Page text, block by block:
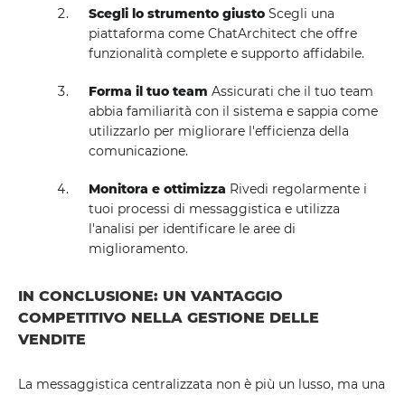
Scegli lo strumento giusto Scegli una
piattaforma come ChatArchitect che offre
funzionalità complete e supporto affidabile.
Forma il tuo team Assicurati che il tuo team
abbia familiarità con il sistema e sappia come
utilizzarlo per migliorare l'efficienza della
comunicazione.
Monitora e ottimizza Rivedi regolarmente i
tuoi processi di messaggistica e utilizza
l'analisi per identificare le aree di
miglioramento.
IN CONCLUSIONE: UN VANTAGGIO
COMPETITIVO NELLA GESTIONE DELLE
VENDITE
La messaggistica centralizzata non è più un lusso, ma una